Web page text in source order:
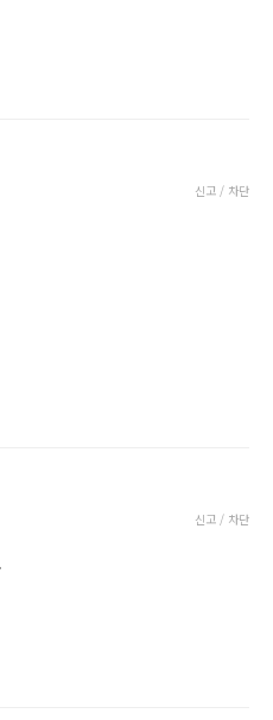
신고 / 차단
신고 / 차단